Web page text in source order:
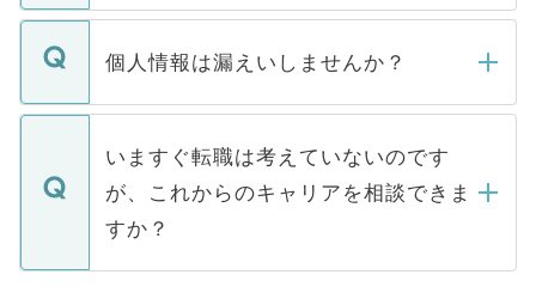
ません。
■応募殺到を避けるため 人気のある医療機
関を公にしてしまうと、応募が殺到する場
に、医療機関が求める条件に合った人材の
みを人材紹介会社に依頼するケースが増え
ています。
転職・入職を強要することは一切ありませ
ん。また、仮に応募先から内定をいただい
定を承諾する必要はありません。内定先へ
の辞退の連絡はキャリアパートナーが行い
個人情報は漏えいしませんか？
個人情報が漏えいすることはありませんの
で、ご安心ください。当サイトからの登録
などで収集したご登録者様の個人情報は、
ご本人のキャリアアップおよび転職活動の
支援を目的に使用いたします。お預かりし
ているすべての個人データはご本人の許可
いますぐ転職は考えていないのです
が、これからのキャリアを相談できま
すか？